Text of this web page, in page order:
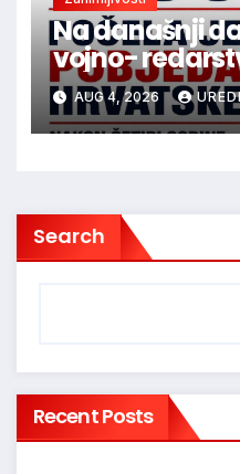
Na današnji
vojno-
Oluja
AUG 4, 2026
Search
Recent Posts